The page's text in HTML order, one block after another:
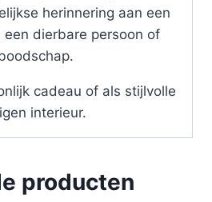
herinnering aan een
een dierbare persoon of
cadeau of als stijlvolle
interieur.
producten